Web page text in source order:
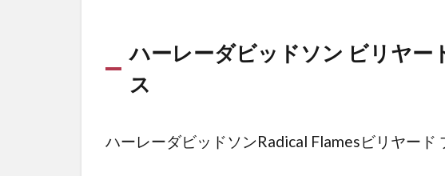
ソン
Tribal
ビリ
ド プ
ハーレーダビッドソン ビリヤー
ス
ハーレーダビッドソンRadical Flamesビリヤード